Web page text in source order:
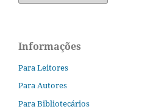
Informações
Para Leitores
Para Autores
Para Bibliotecários